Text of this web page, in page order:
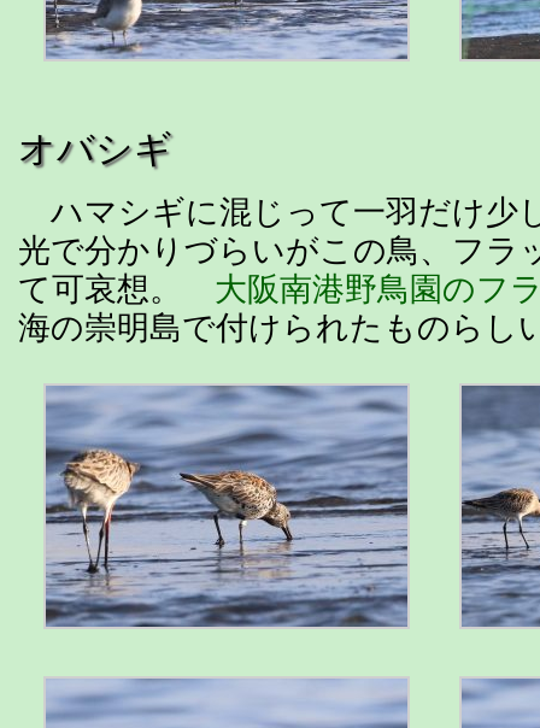
オバシギ
ハマシギに混じって一羽だけ少
光で分かりづらいがこの鳥、フラ
て可哀想。 大阪南港野鳥園のフ
海の崇明島で付けられたものらし